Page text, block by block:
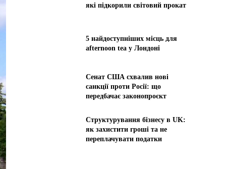
які підкорили світовий прокат
5 найдоступніших місць для
afternoon tea у Лондоні
Сенат США схвалив нові
санкції проти Росії: що
передбачає законопроєкт
Структурування бізнесу в UK:
як захистити гроші та не
переплачувати податки